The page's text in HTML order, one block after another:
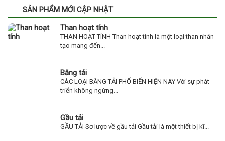
SẢN PHẨM MỚI CẬP NHẬT
Than hoạt tính
THAN HOẠT TÍNH Than hoạt tính là một loại than nhân
tạo mang đến...
Băng tải
CÁC LOẠI BĂNG TẢI PHỔ BIẾN HIỆN NAY Với sự phát
triển không ngừng...
Gầu tải
GẦU TẢI Sơ lược về gầu tải Gầu tải là một thiết bị kĩ...